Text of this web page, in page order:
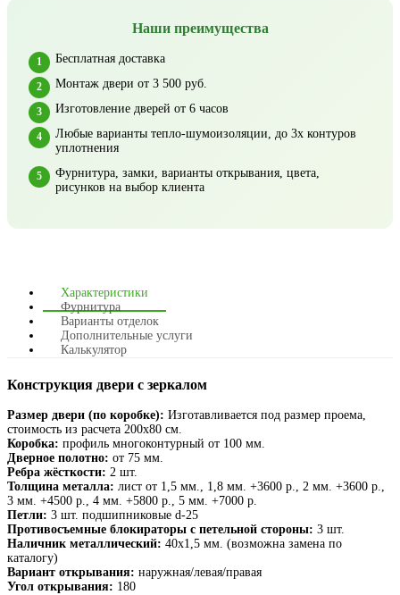
Наши преимущества
Бесплатная доставка
Монтаж двери от 3 500 руб.
Изготовление дверей от 6 часов
Любые варианты тепло-шумоизоляции, до 3х контуров
уплотнения
Фурнитура, замки, варианты открывания, цвета,
рисунков на выбор клиента
Характеристики
Фурнитура
Варианты отделок
Дополнительные услуги
Калькулятор
Конструкция двери с зеркалом
Размер двери (по коробке): Изготавливается под размер проема,
стоимость из расчета 200х80 см.
Коробка: профиль многоконтурный от 100 мм.
Дверное полотно: от 75 мм.
Ребра жёсткости: 2 шт.
Толщина металла: лист от 1,5 мм., 1,8 мм. +3600 р., 2 мм. +3600 р.,
3 мм. +4500 р., 4 мм. +5800 р., 5 мм. +7000 р.
Петли: 3 шт. подшипниковые d-25
Противосъемные блокираторы с петельной стороны: 3 шт.
Наличник металлический: 40х1,5 мм. (возможна замена по
каталогу)
Вариант открывания: наружная/левая/правая
Угол открывания: 180